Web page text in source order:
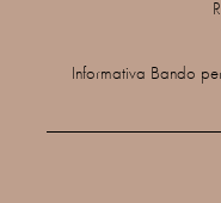
Informativa Bando